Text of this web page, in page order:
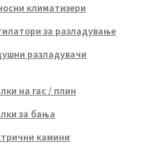
климатизери
за разладување
разладувачи
на гас / плин
за бања
камини